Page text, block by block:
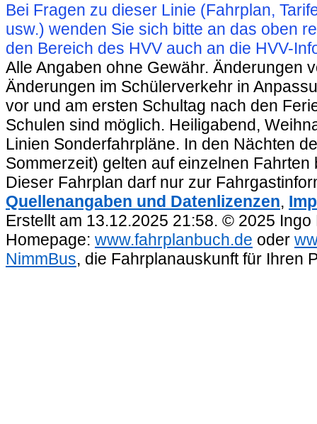
Bei Fragen zu dieser Linie (Fahrplan,
usw.) wenden Sie sich bitte an das oben
den Bereich des HVV auch an die HVV-
Alle Angaben ohne Gewähr. Änderungen
Änderungen im Schülerverkehr in
vor und am ersten Schultag nach den
Schulen sind möglich. Heiligabend,
Linien Sonderfahrpläne. In den Nächten
Sommerzeit) gelten auf einzelnen
Dieser Fahrplan darf nur zur
Quellenangaben und Datenlizenzen,
Erstellt am 13.12.2025 21:58. © 2025
Homepage: www.fahrplanbuch.de oder
NimmBus, die Fahrplanauskunft für Ihren